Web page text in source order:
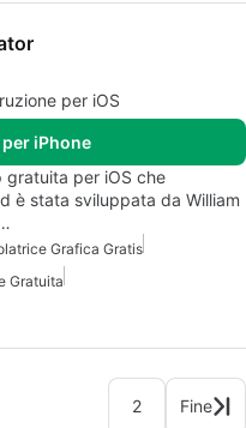
per iOS
iPhone
gratuita per iOS che
è stata sviluppata da William
Grafica Gratis
Gratuita
2 Fine